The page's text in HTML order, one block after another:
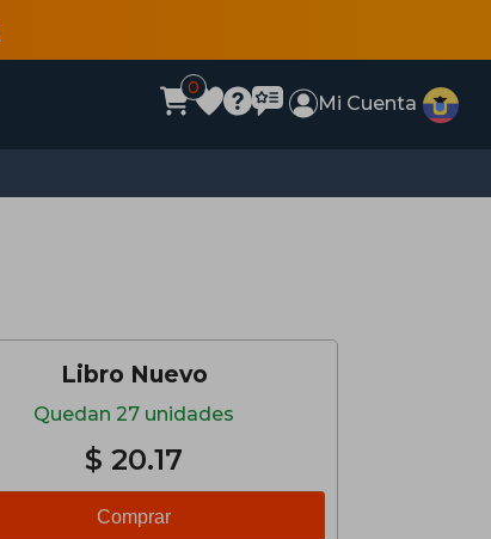
0
Mi Cuenta
Libro Nuevo
Quedan 27 unidades
$ 20.17
Comprar